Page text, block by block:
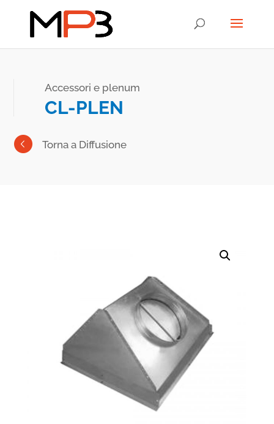
Accessori e plenum
CL-PLEN
Torna a Diffusione